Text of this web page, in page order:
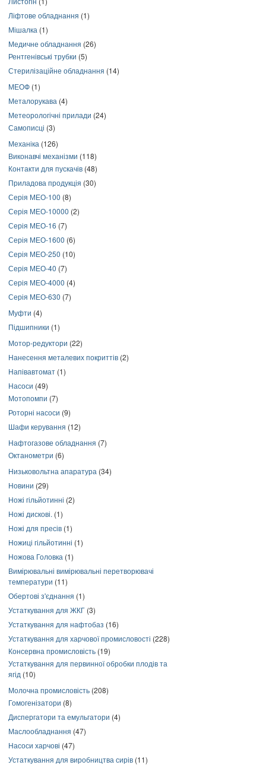
Ліфтове обладнання (1)
Мішалка (1)
Медичне обладнання (26)
Рентгенівські трубки (5)
Стерилізаційне обладнання (14)
МЕОФ (1)
Металорукава (4)
Метеорологічні прилади (24)
Самописці (3)
Механіка (126)
Виконавчі механізми (118)
Контакти для пускачів (48)
Приладова продукція (30)
Серія МЕО-100 (8)
Серія МЕО-10000 (2)
Серія МЕО-16 (7)
Серія МЕО-1600 (6)
Серія МЕО-250 (10)
Серія МЕО-40 (7)
Серія МЕО-4000 (4)
Серія МЕО-630 (7)
Муфти (4)
Підшипники (1)
Мотор-редуктори (22)
Нанесення металевих покриттів (2)
Напівавтомат (1)
Насоси (49)
Мотопомпи (7)
Роторні насоси (9)
Шафи керування (12)
Нафтогазове обладнання (7)
Октанометри (6)
Низьковольтна апаратура (34)
Новини (29)
Ножі гільйотинні (2)
Ножі дискові. (1)
Ножі для пресів (1)
Ножиці гільйотинні (1)
Ножова Головка (1)
Вимірювальні вимірювальні перетворювачі
температури (11)
Обертові з'єднання (1)
Устаткування для ЖКГ (3)
Устаткування для нафтобаз (16)
Устаткування для харчової промисловості (228)
Консервна промисловість (19)
Устаткування для первинної обробки плодів та
ягід (10)
Молочна промисловість (208)
Гомогенізатори (8)
Диспергатори та емульгатори (4)
Маслообладнання (47)
Насоси харчові (47)
Устаткування для виробництва сирів (11)